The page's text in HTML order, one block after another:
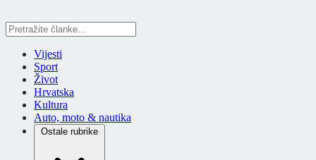
Vijesti
Sport
Život
Hrvatska
Kultura
Auto, moto & nautika
Ostale rubrike